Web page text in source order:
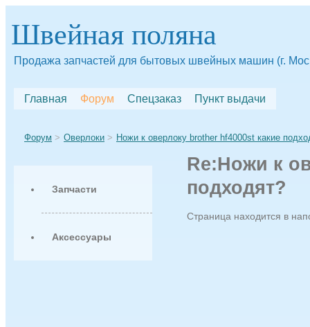
Швейная поляна
Продажа запчастей для бытовых швейных машин (г.
Главная Форум Спецзаказ Пункт выдачи
Форум Оверлоки Ножи к оверлоку brother hf4000st какие
Запчасти
Аксессуары
Re:Ножи к
подходят?
Страница находится в